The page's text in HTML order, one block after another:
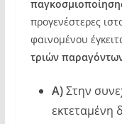
προγενέστερες
φαινομένου
τριών
Α)Στην
εκτεταμένη